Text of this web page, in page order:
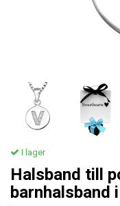
I lager
Halsband till
barnhalsband